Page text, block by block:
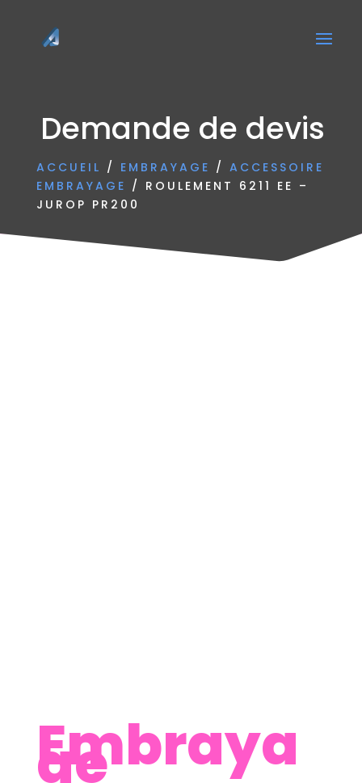
Demande de devis
ACCUEIL / EMBRAYAGE / ACCESSOIRE
EMBRAYAGE / ROULEMENT 6211 EE –
JUROP PR200
Embraya
ge